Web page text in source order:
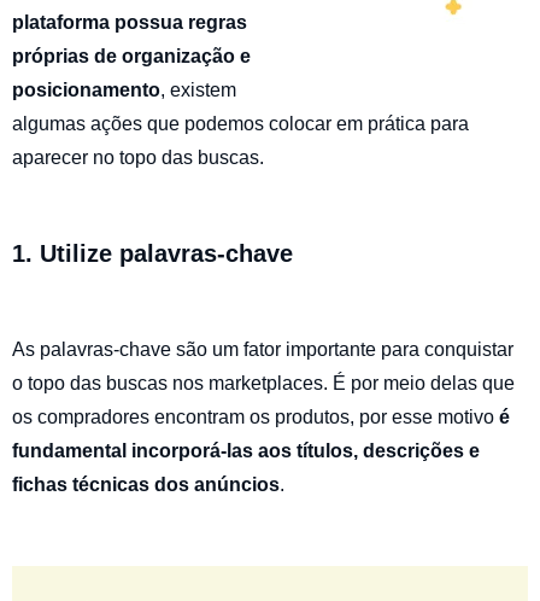
plataforma possua regras
próprias de organização e
posicionamento, existem
algumas ações que podemos colocar em prática para
aparecer no topo das buscas.
1. Utilize palavras-chave
As palavras-chave são um fator importante para conquistar
o topo das buscas nos marketplaces. É por meio delas que
os compradores encontram os produtos, por esse motivo é
fundamental incorporá-las aos títulos, descrições e
fichas técnicas dos anúncios.